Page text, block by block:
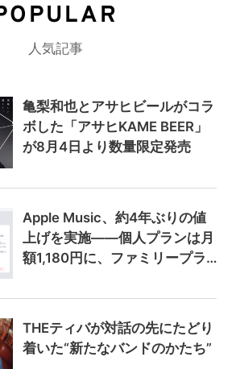
人気記事
亀梨和也とアサヒビールがコラ
ボした「アサヒKAME BEER」
が8月4日より数量限定発売
Apple Music、約4年ぶりの値
上げを実施——個人プランは月
額1,180円に、ファミリープラ
THEティバが対話の先にたどり
着いた“新たなバンドのかたち”